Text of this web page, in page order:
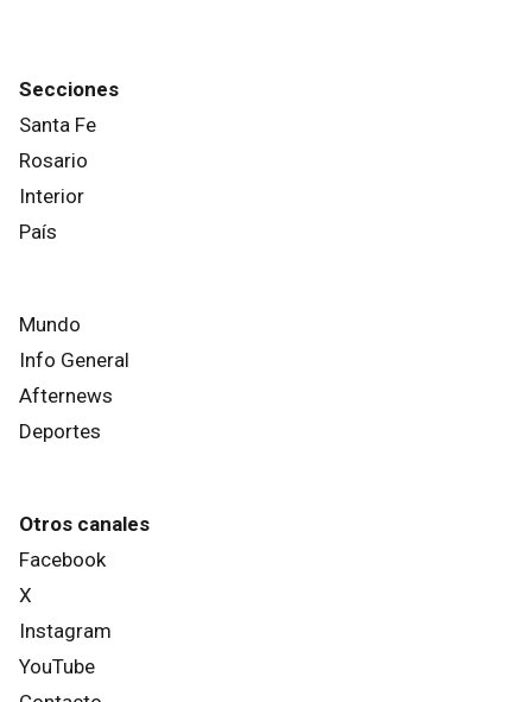
Secciones
Santa Fe
Rosario
Interior
País
Mundo
Info General
Afternews
Deportes
Otros canales
Facebook
X
Instagram
YouTube